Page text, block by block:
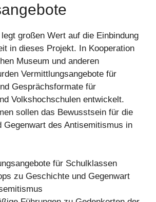
großen Wert auf die Einbindung
in dieses Projekt. In Kooperation
Museum und anderen
Vermittlungsangebote für
Gesprächsformate für
Volkshochschulen entwickelt.
sollen das Bewusstsein für die
Gegenwart des Antisemitismus in
für Schulklassen
zu Geschichte und Gegenwart